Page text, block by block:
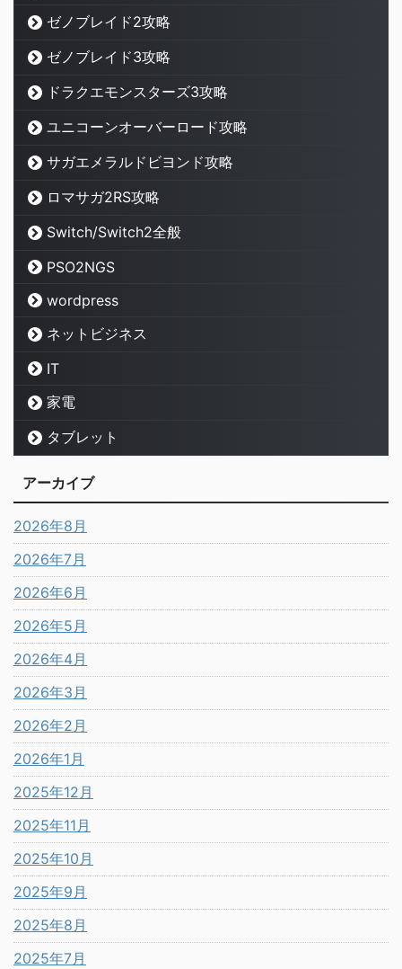
ゼノブレイド2攻略
ゼノブレイド3攻略
ドラクエモンスターズ3攻略
ユニコーンオーバーロード攻略
サガエメラルドビヨンド攻略
ロマサガ2RS攻略
Switch/Switch2全般
PSO2NGS
wordpress
ネットビジネス
IT
家電
タブレット
アーカイブ
2026年8月
2026年7月
2026年6月
2026年5月
2026年4月
2026年3月
2026年2月
2026年1月
2025年12月
2025年11月
2025年10月
2025年9月
2025年8月
2025年7月